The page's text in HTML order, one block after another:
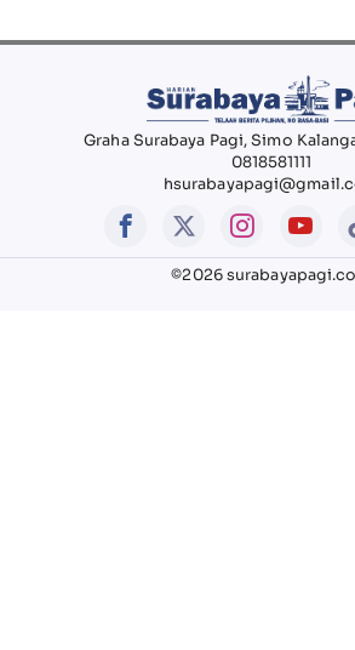
Graha Surabaya Pagi, Simo
0818581111
©2026